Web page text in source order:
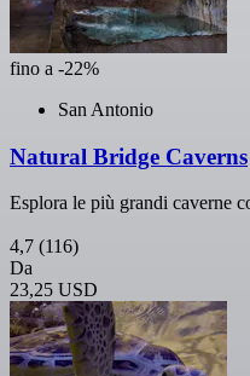
fino a -22%
San Antonio
Natural Bridge Caverns
Esplora le più grandi caverne
4,7 (116)
Da
23,25 USD